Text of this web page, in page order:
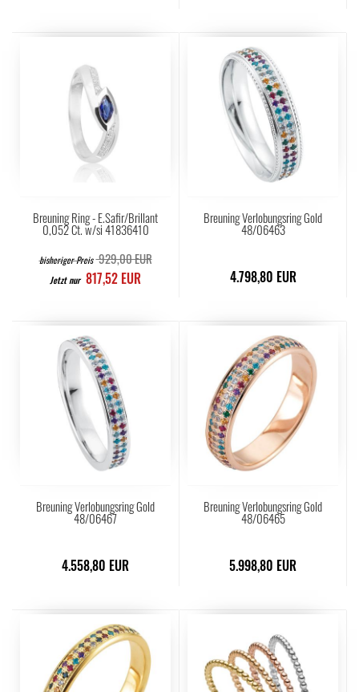
Breuning Ring - E.Safir/Brillant
0,052 Ct. w/si 41836410
bisheriger Preis 929,00 EUR
Jetzt nur 817,52 EUR
Breuning Verlobungsring Gold
48/06463
4.798,80 EUR
Breuning Verlobungsring Gold
48/06467
4.558,80 EUR
Breuning Verlobungsring Gold
48/06465
5.998,80 EUR